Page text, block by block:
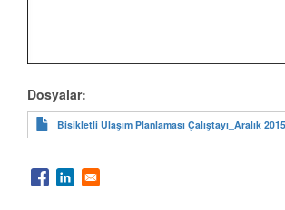
Dosyalar:
Bisikletli Ulaşım Planlaması Çalıştayı_Aralık